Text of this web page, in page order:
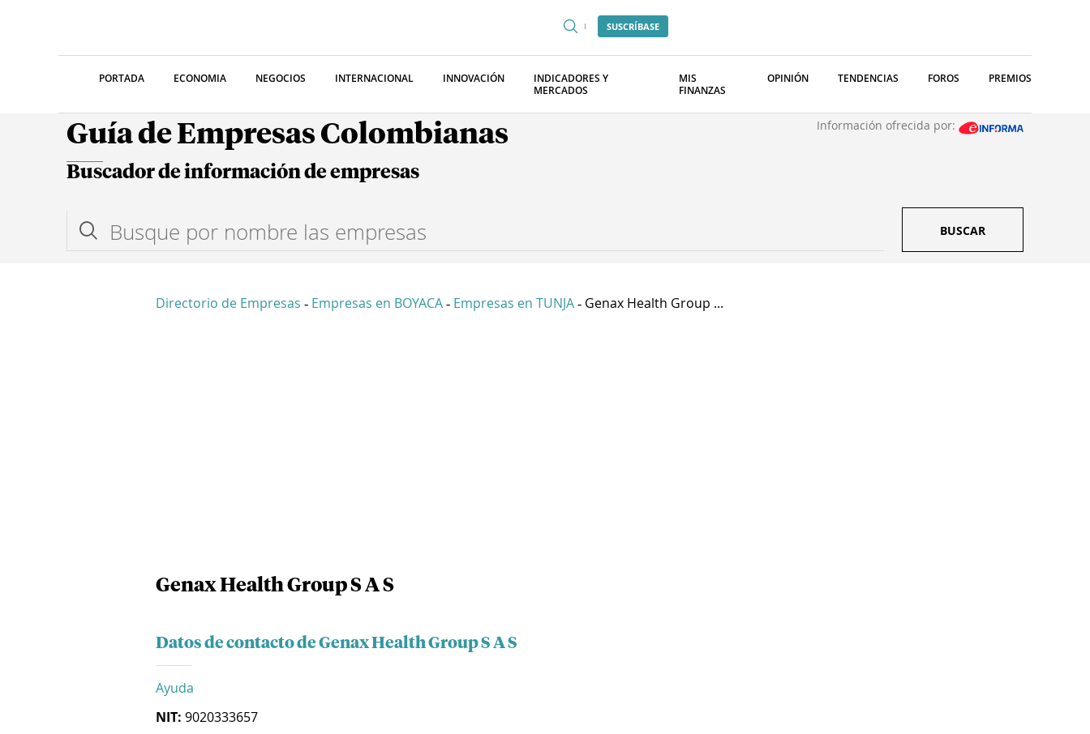
SUSCRÍBASE
PORTADA ECONOMIA NEGOCIOS INTERNACIONAL INNOVACIÓN
INDICADORES Y
MERCADOS
MIS
FINANZAS
OPINIÓN TENDENCIAS FOROS PREMIOS
Guía de Empresas Colombianas Información ofrecida por:
Buscador de información de empresas
BUSCAR
Directorio de Empresas - Empresas en BOYACA - Empresas en TUNJA - Genax Health Group ...
Genax Health Group S A S
Datos de contacto de Genax Health Group S A S
Ayuda
NIT: 9020333657